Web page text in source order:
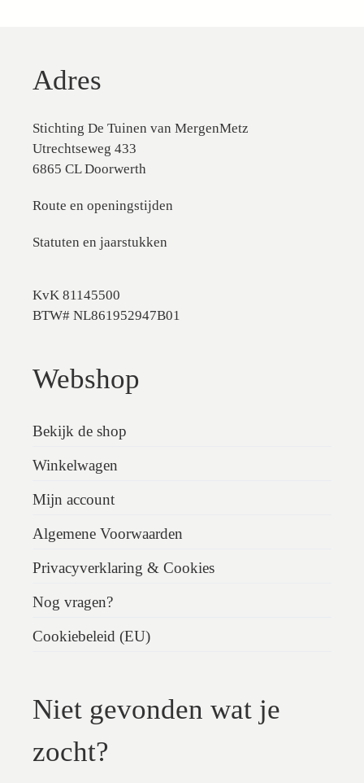
Adres
Stichting De Tuinen van MergenMetz
Utrechtseweg 433
6865 CL Doorwerth
Route en openingstijden
Statuten en jaarstukken
KvK 81145500
BTW# NL861952947B01
Webshop
Bekijk de shop
Winkelwagen
Mijn account
Algemene Voorwaarden
Privacyverklaring & Cookies
Nog vragen?
Cookiebeleid (EU)
Niet gevonden wat je
zocht?